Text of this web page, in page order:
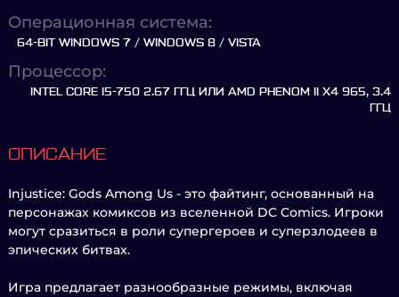
Операционная система:
64-BIT WINDOWS 7 / WINDOWS 8 / VISTA
Процессор:
INTEL CORE I5-750 2.67 ГГЦ ИЛИ AMD PHENOM II X4 965, 3.4
ГГЦ
ОПИСАНИЕ
Injustice: Gods Among Us - это файтинг, основанный на
персонажах комиксов из вселенной DC Comics. Игроки
могут сразиться в роли супергероев и суперзлодеев в
эпических битвах.
Игра предлагает разнообразные режимы, включая